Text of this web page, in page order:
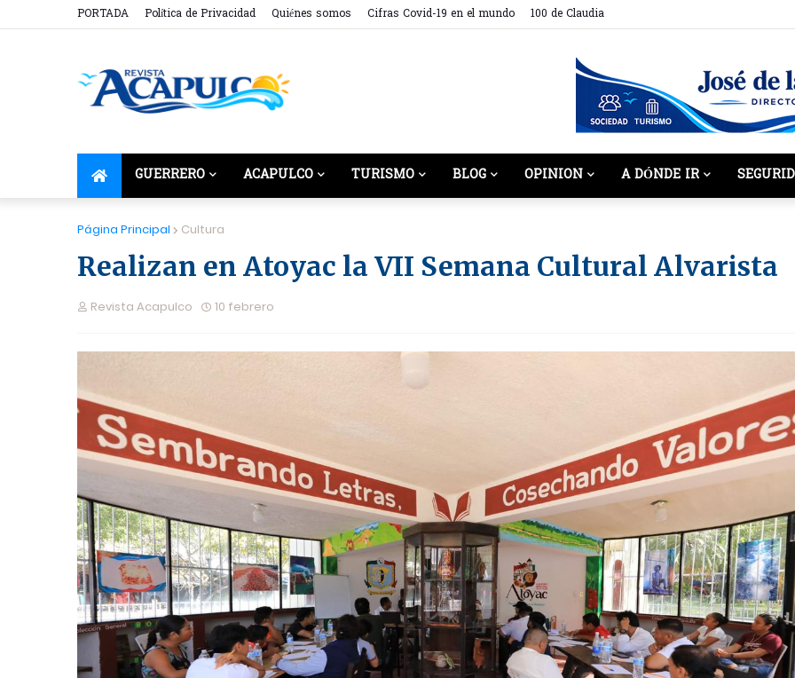
PORTADA Política de Privacidad Quiénes somos Cifras Covid-19 en el mundo 100 de Claudia
GUERRERO ACAPULCO TURISMO BLOG OPINION A DÓNDE IR
Página Principal Cultura
Realizan en Atoyac la VII Semana Cultural Alvarista
Revista Acapulco 10 febrero